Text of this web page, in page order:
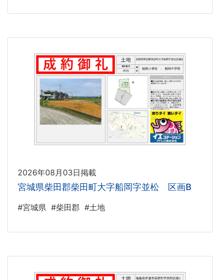
2026年08月03日掲載
宮城県柴田郡柴田町大字船岡字並松 区画B
#宮城県 #柴田郡 #土地